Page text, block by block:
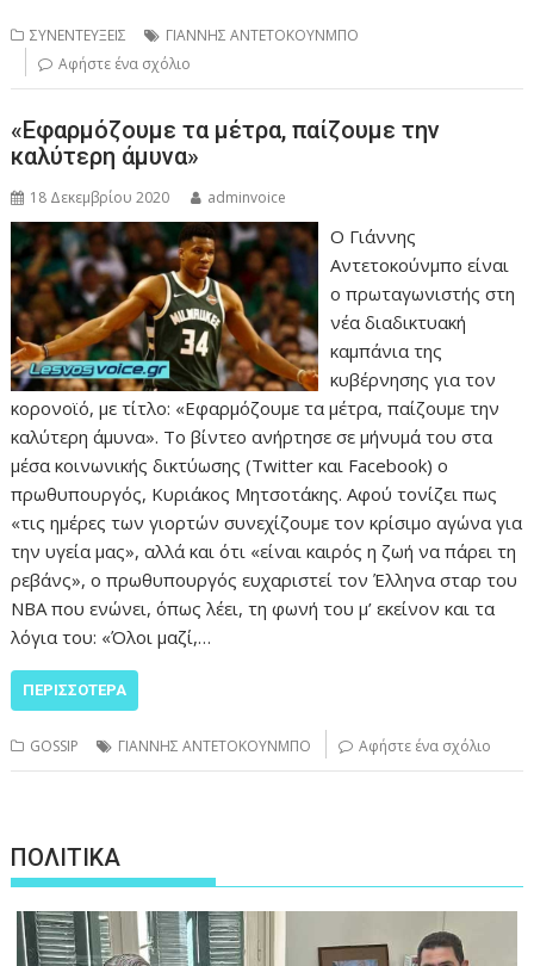
ΣΥΝΕΝΤΕΥΞΕΙΣ
ΓΙΑΝΝΗΣ ΑΝΤΕΤΟΚΟΥΝΜΠΟ
Αφήστε ένα σχόλιο
«Εφαρμόζουμε τα μέτρα, παίζουμε την
καλύτερη άμυνα»
18 Δεκεμβρίου 2020 adminvoice
Ο Γιάννης
Αντετοκούνμπο είναι
ο πρωταγωνιστής στη
νέα διαδικτυακή
καμπάνια της
κυβέρνησης για τον
κορονοϊό, με τίτλο: «Εφαρμόζουμε τα μέτρα, παίζουμε την
καλύτερη άμυνα». Το βίντεο ανήρτησε σε μήνυμά του στα
μέσα κοινωνικής δικτύωσης (Twitter και Facebook) ο
πρωθυπουργός, Κυριάκος Μητσοτάκης. Αφού τονίζει πως
«τις ημέρες των γιορτών συνεχίζουμε τον κρίσιμο αγώνα για
την υγεία μας», αλλά και ότι «είναι καιρός η ζωή να πάρει τη
ρεβάνς», ο πρωθυπουργός ευχαριστεί τον Έλληνα σταρ του
ΝΒΑ που ενώνει, όπως λέει, τη φωνή του μ’ εκείνον και τα
λόγια του: «Όλοι μαζί,…
ΠΕΡΙΣΣΌΤΕΡΑ
GOSSIP ΓΙΑΝΝΗΣ ΑΝΤΕΤΟΚΟΥΝΜΠΟ Αφήστε ένα σχόλιο
ΠΟΛΙΤΙΚΑ